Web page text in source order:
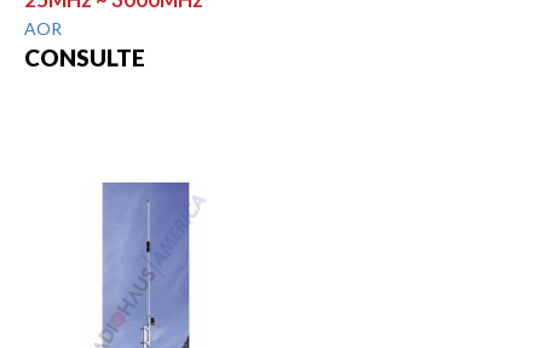
AOR
CONSULTE